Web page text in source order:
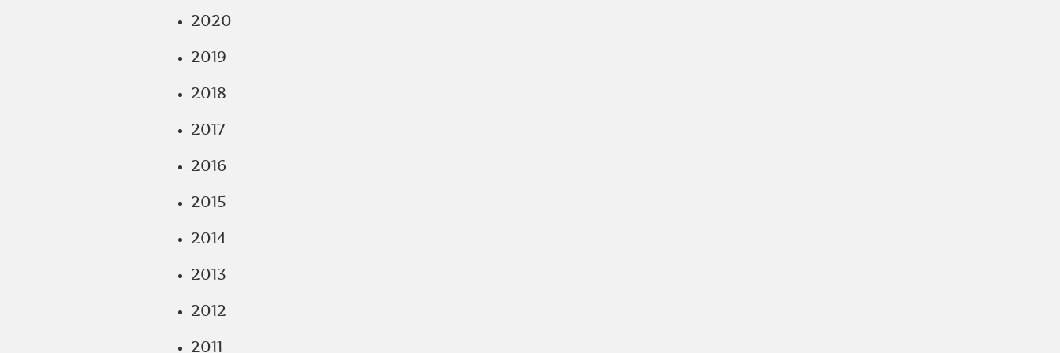
2020
2019
2018
2017
2016
2015
2014
2013
2012
2011